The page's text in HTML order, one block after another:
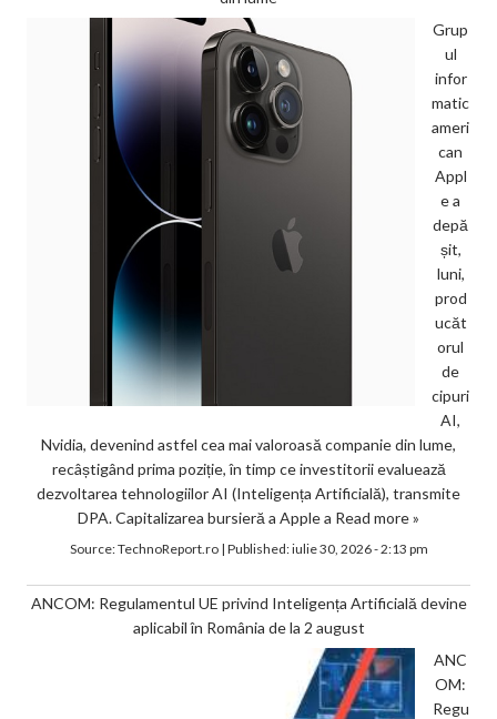
Grup
ul
infor
matic
ameri
can
Appl
e a
depă
șit,
luni,
prod
ucăt
orul
de
cipuri
AI,
Nvidia, devenind astfel cea mai valoroasă companie din lume,
recâștigând prima poziție, în timp ce investitorii evaluează
dezvoltarea tehnologiilor AI (Inteligența Artificială), transmite
DPA. Capitalizarea bursieră a Apple a Read more »
Source:TechnoReport.ro| Published:iulie 30, 2026 - 2:13 pm
ANCOM: Regulamentul UE privind Inteligența Artificială devine
aplicabil în România de la 2 august
ANC
OM:
Regu